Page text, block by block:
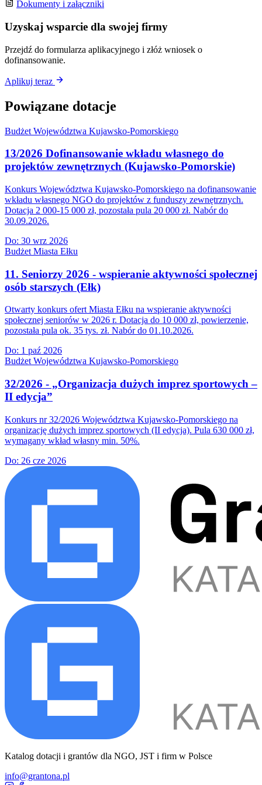
Dokumenty i załączniki
Uzyskaj wsparcie dla swojej firmy
Przejdź do formularza aplikacyjnego i złóż wniosek o
dofinansowanie.
Aplikuj teraz
Powiązane dotacje
Budżet Województwa Kujawsko-Pomorskiego
13/2026 Dofinansowanie wkładu własnego do
projektów zewnętrznych (Kujawsko-Pomorskie)
Konkurs Województwa Kujawsko-Pomorskiego na dofinansowanie
wkładu własnego NGO do projektów z funduszy zewnętrznych.
Dotacja 2 000-15 000 zł, pozostała pula 20 000 zł. Nabór do
30.09.2026.
Do: 30 wrz 2026
Budżet Miasta Ełku
11. Seniorzy 2026 - wspieranie aktywności społecznej
osób starszych (Ełk)
Otwarty konkurs ofert Miasta Ełku na wspieranie aktywności
społecznej seniorów w 2026 r. Dotacja do 10 000 zł, powierzenie,
pozostała pula ok. 35 tys. zł. Nabór do 01.10.2026.
Do: 1 paź 2026
Budżet Województwa Kujawsko-Pomorskiego
32/2026 - „Organizacja dużych imprez sportowych –
II edycja”
Konkurs nr 32/2026 Województwa Kujawsko-Pomorskiego na
organizację dużych imprez sportowych (II edycja). Pula 630 000 zł,
wymagany wkład własny min. 50%.
Do: 26 cze 2026
Katalog dotacji i grantów dla NGO, JST i firm w Polsce
info@grantona.pl